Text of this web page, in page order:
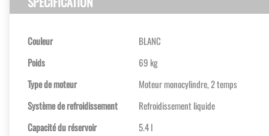
Couleur
BLANC
Poids
69 kg
Type de moteur
Moteur monocylindre, 2 temps
Système de refroidissement
Refroidissement liquide
Capacité du réservoir
5.4 l